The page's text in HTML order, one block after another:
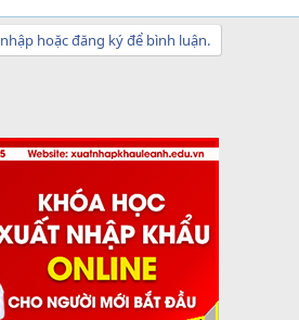
hoặc đăng ký để bình luận.